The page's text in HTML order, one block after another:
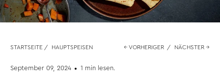
STARTSEITE / HAUPTSPEISEN ← VORHERIGER / NÄCHSTER →
September 09, 2024 1 min lesen.